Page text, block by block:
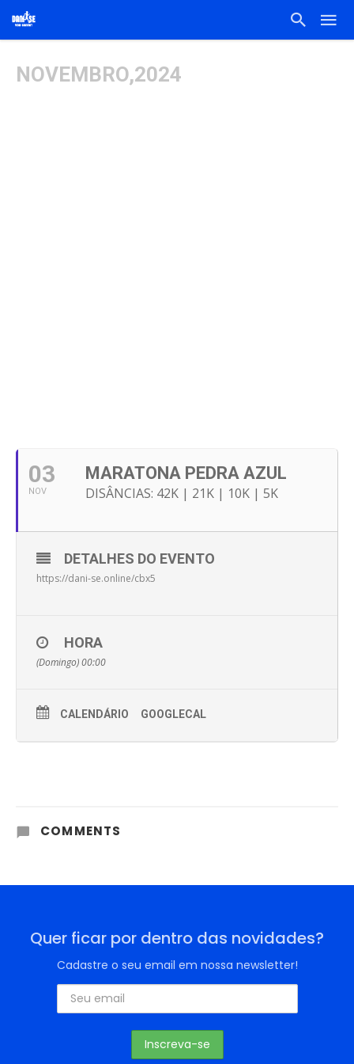
NOVEMBRO,2024
03
NOV
MARATONA PEDRA AZUL
DISÂNCIAS: 42K | 21K | 10K | 5K
DETALHES DO EVENTO
https://dani-se.online/cbx5
HORA
(Domingo) 00:00
CALENDÁRIO GOOGLECAL
COMMENTS
Quer ficar por dentro das novidades?
Cadastre o seu email em nossa newsletter!